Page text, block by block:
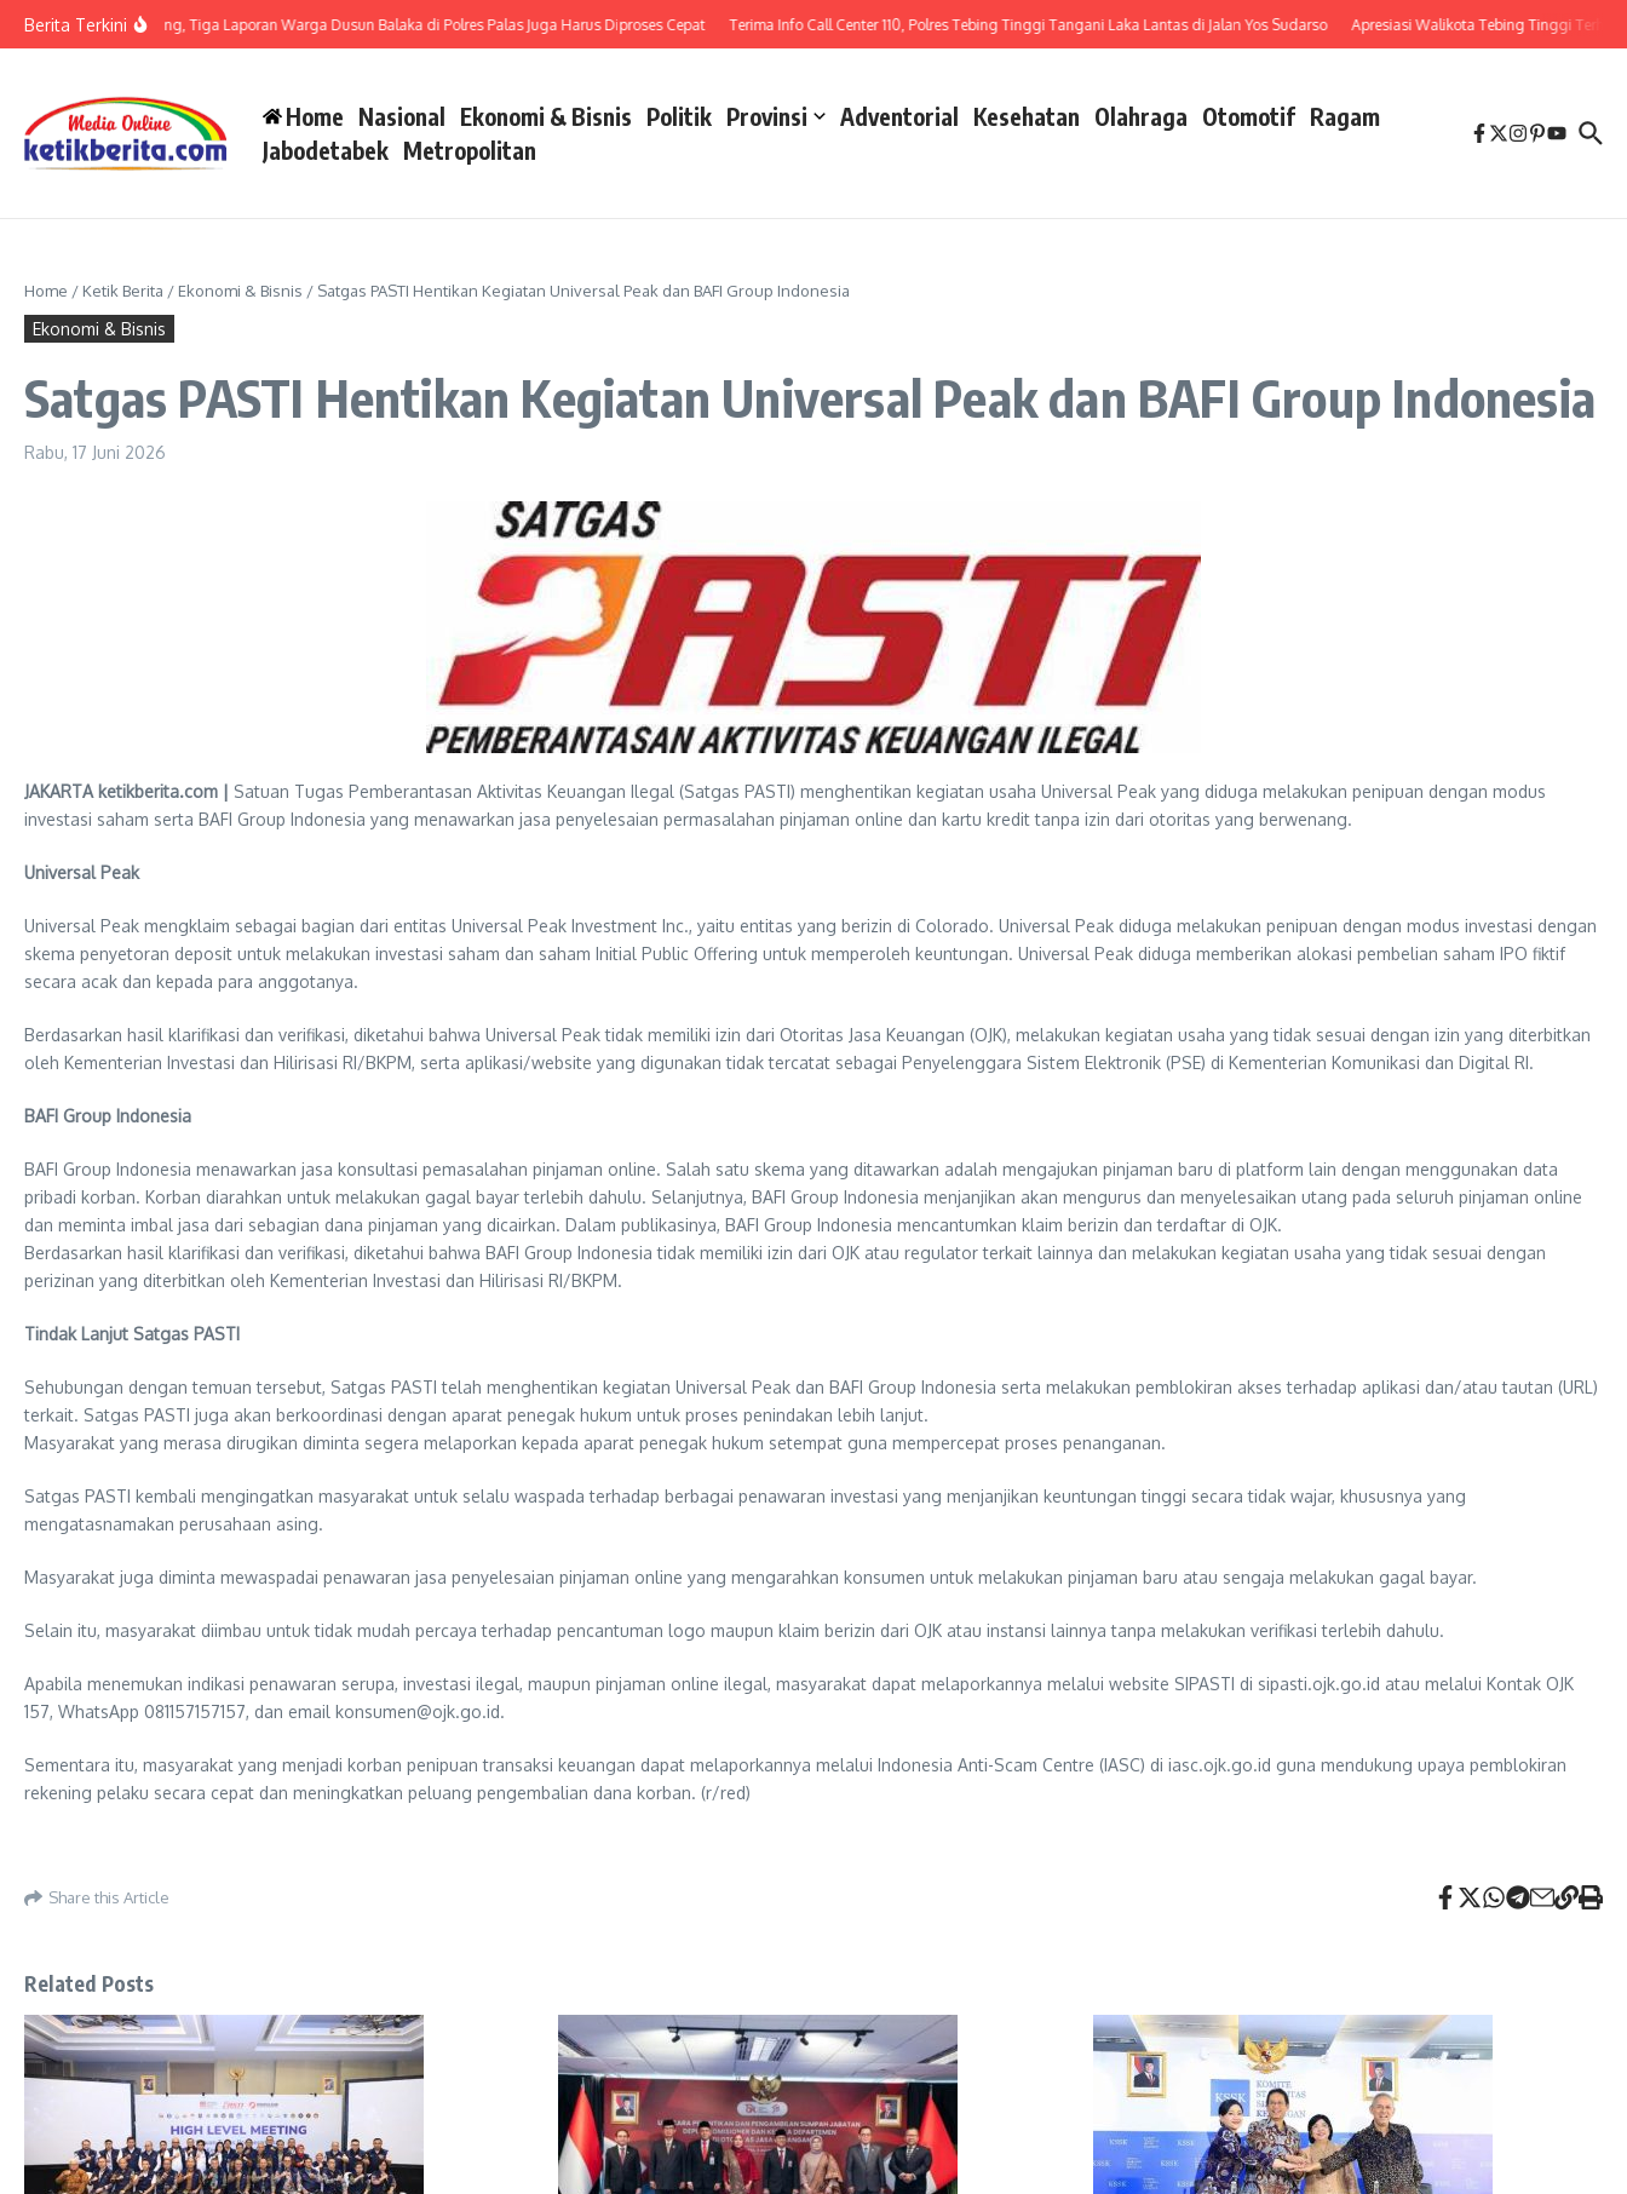
Berita Terkini
LP di Polsek Barteng, Tiga Laporan Warga Dusun Balaka di Polres Palas Juga Harus Diproses Cepat Terima Info Call Center 110, Polres Tebing Tinggi Tangani Laka Lantas di Jalan Yos Sudarso Apresiasi Walikota Tebing Tinggi Terhadap
Home Nasional Ekonomi & Bisnis Politik Provinsi Adventorial Kesehatan Olahraga Otomotif Ragam
Jabodetabek Metropolitan
Home / Ketik Berita / Ekonomi & Bisnis / Satgas PASTI Hentikan Kegiatan Universal Peak dan BAFI Group Indonesia
Ekonomi & Bisnis
Satgas PASTI Hentikan Kegiatan Universal Peak dan BAFI Group Indonesia
Rabu, 17 Juni 2026
JAKARTA ketikberita.com | Satuan Tugas Pemberantasan Aktivitas Keuangan Ilegal (Satgas PASTI) menghentikan kegiatan usaha Universal Peak yang diduga melakukan penipuan dengan modus
investasi saham serta BAFI Group Indonesia yang menawarkan jasa penyelesaian permasalahan pinjaman online dan kartu kredit tanpa izin dari otoritas yang berwenang.
Universal Peak
Universal Peak mengklaim sebagai bagian dari entitas Universal Peak Investment Inc., yaitu entitas yang berizin di Colorado. Universal Peak diduga melakukan penipuan dengan modus investasi dengan
skema penyetoran deposit untuk melakukan investasi saham dan saham Initial Public Offering untuk memperoleh keuntungan. Universal Peak diduga memberikan alokasi pembelian saham IPO fiktif
secara acak dan kepada para anggotanya.
Berdasarkan hasil klarifikasi dan verifikasi, diketahui bahwa Universal Peak tidak memiliki izin dari Otoritas Jasa Keuangan (OJK), melakukan kegiatan usaha yang tidak sesuai dengan izin yang diterbitkan
oleh Kementerian Investasi dan Hilirisasi RI/BKPM, serta aplikasi/website yang digunakan tidak tercatat sebagai Penyelenggara Sistem Elektronik (PSE) di Kementerian Komunikasi dan Digital RI.
BAFI Group Indonesia
BAFI Group Indonesia menawarkan jasa konsultasi pemasalahan pinjaman online. Salah satu skema yang ditawarkan adalah mengajukan pinjaman baru di platform lain dengan menggunakan data
pribadi korban. Korban diarahkan untuk melakukan gagal bayar terlebih dahulu. Selanjutnya, BAFI Group Indonesia menjanjikan akan mengurus dan menyelesaikan utang pada seluruh pinjaman online
dan meminta imbal jasa dari sebagian dana pinjaman yang dicairkan. Dalam publikasinya, BAFI Group Indonesia mencantumkan klaim berizin dan terdaftar di OJK.
Berdasarkan hasil klarifikasi dan verifikasi, diketahui bahwa BAFI Group Indonesia tidak memiliki izin dari OJK atau regulator terkait lainnya dan melakukan kegiatan usaha yang tidak sesuai dengan
perizinan yang diterbitkan oleh Kementerian Investasi dan Hilirisasi RI/BKPM.
Tindak Lanjut Satgas PASTI
Sehubungan dengan temuan tersebut, Satgas PASTI telah menghentikan kegiatan Universal Peak dan BAFI Group Indonesia serta melakukan pemblokiran akses terhadap aplikasi dan/atau tautan (URL)
terkait. Satgas PASTI juga akan berkoordinasi dengan aparat penegak hukum untuk proses penindakan lebih lanjut.
Masyarakat yang merasa dirugikan diminta segera melaporkan kepada aparat penegak hukum setempat guna mempercepat proses penanganan.
Satgas PASTI kembali mengingatkan masyarakat untuk selalu waspada terhadap berbagai penawaran investasi yang menjanjikan keuntungan tinggi secara tidak wajar, khususnya yang
mengatasnamakan perusahaan asing.
Masyarakat juga diminta mewaspadai penawaran jasa penyelesaian pinjaman online yang mengarahkan konsumen untuk melakukan pinjaman baru atau sengaja melakukan gagal bayar.
Selain itu, masyarakat diimbau untuk tidak mudah percaya terhadap pencantuman logo maupun klaim berizin dari OJK atau instansi lainnya tanpa melakukan verifikasi terlebih dahulu.
Apabila menemukan indikasi penawaran serupa, investasi ilegal, maupun pinjaman online ilegal, masyarakat dapat melaporkannya melalui website SIPASTI di sipasti.ojk.go.id atau melalui Kontak OJK
157, WhatsApp 081157157157, dan email konsumen@ojk.go.id.
Sementara itu, masyarakat yang menjadi korban penipuan transaksi keuangan dapat melaporkannya melalui Indonesia Anti-Scam Centre (IASC) di iasc.ojk.go.id guna mendukung upaya pemblokiran
rekening pelaku secara cepat dan meningkatkan peluang pengembalian dana korban. (r/red)
Share this Article
Related Posts